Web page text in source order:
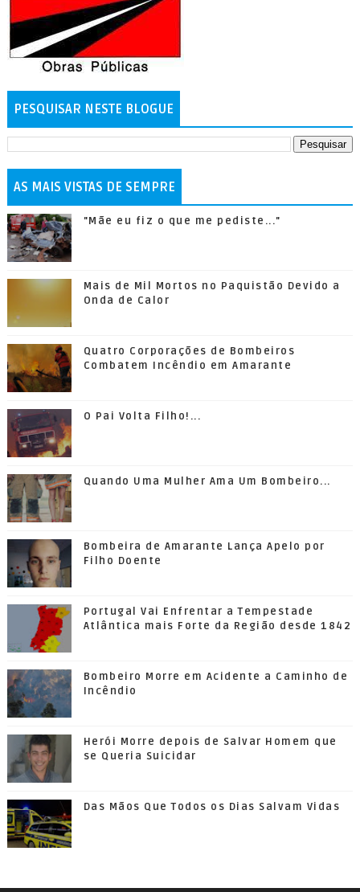
PESQUISAR NESTE BLOGUE
AS MAIS VISTAS DE SEMPRE
"Mãe eu fiz o que me pediste..."
Mais de Mil Mortos no Paquistão Devido a
Onda de Calor
Quatro Corporações de Bombeiros
Combatem Incêndio em Amarante
O Pai Volta Filho!...
Quando Uma Mulher Ama Um Bombeiro...
Bombeira de Amarante Lança Apelo por
Filho Doente
Portugal Vai Enfrentar a Tempestade
Atlântica mais Forte da Região desde 1842
Bombeiro Morre em Acidente a Caminho de
Incêndio
Herói Morre depois de Salvar Homem que
se Queria Suicidar
Das Mãos Que Todos os Dias Salvam Vidas